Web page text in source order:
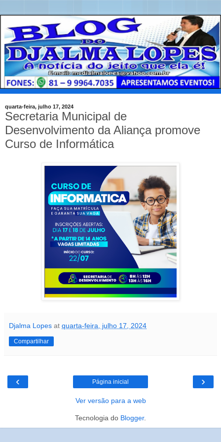
quarta-feira, julho 17, 2024
Secretaria Municipal de
Desenvolvimento da Aliança promove
Curso de Informática
Djalma Lopes at quarta-feira, julho 17, 2024
Compartilhar
‹ ›
Página inicial
Ver versão para a web
Tecnologia do Blogger.